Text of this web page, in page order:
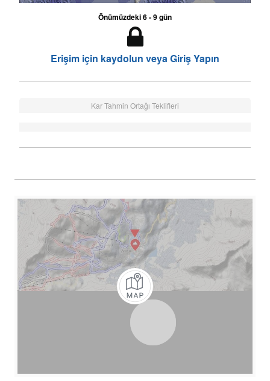
Önümüzdeki 6 - 9 gün
Erişim için kaydolun veya Giriş Yapın
Kar Tahmin Ortağı Teklifleri